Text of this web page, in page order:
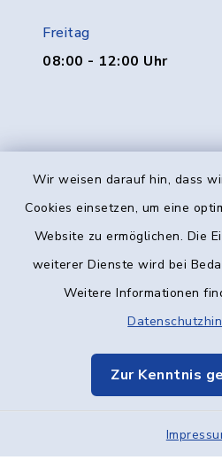
Wir weisen darauf hin, dass
Cookies einsetzen, um eine
Website zu ermöglichen. Die
weiterer Dienste wird bei
Weitere Informationen
Zur Kenntnis
Freitag
08:00 - 12:00 Uhr
Elektronische